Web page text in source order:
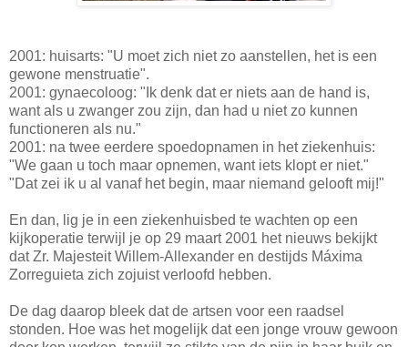
2001: huisarts: "U moet zich niet zo aanstellen, het is een
gewone menstruatie".
2001: gynaecoloog: "Ik denk dat er niets aan de hand is,
want als u zwanger zou zijn, dan had u niet zo kunnen
functioneren als nu."
2001: na twee eerdere spoedopnamen in het ziekenhuis:
"We gaan u toch maar opnemen, want iets klopt er niet."
"Dat zei ik u al vanaf het begin, maar niemand gelooft mij!"
En dan, lig je in een ziekenhuisbed te wachten op een
kijkoperatie terwijl je op 29 maart 2001 het nieuws bekijkt
dat Zr. Majesteit Willem-Allexander en destijds Máxima
Zorreguieta zich zojuist verloofd hebben.
De dag daarop bleek dat de artsen voor een raadsel
stonden. Hoe was het mogelijk dat een jonge vrouw gewoon